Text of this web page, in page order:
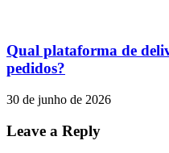
Qual plataforma de
pedidos?
30 de junho de 2026
Leave a Reply